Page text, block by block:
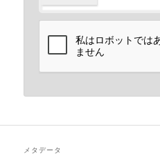
メタデータ